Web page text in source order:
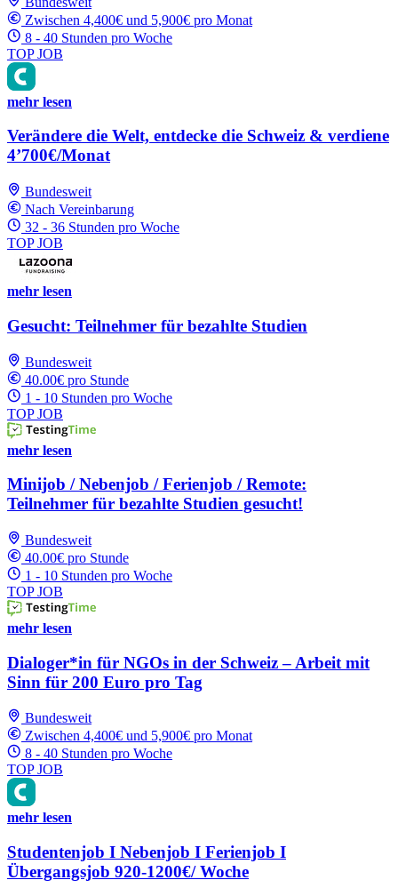
Zwischen 4,400€ und 5,900€ pro Monat
8 - 40 Stunden pro Woche
TOP JOB
mehr lesen
Verändere die Welt, entdecke die Schweiz & verdiene
4’700€/Monat
Bundesweit
Nach Vereinbarung
32 - 36 Stunden pro Woche
TOP JOB
mehr lesen
Gesucht: Teilnehmer für bezahlte Studien
Bundesweit
40.00€ pro Stunde
1 - 10 Stunden pro Woche
TOP JOB
mehr lesen
Minijob / Nebenjob / Ferienjob / Remote:
Teilnehmer für bezahlte Studien gesucht!
Bundesweit
40.00€ pro Stunde
1 - 10 Stunden pro Woche
TOP JOB
mehr lesen
Dialoger*in für NGOs in der Schweiz – Arbeit mit
Sinn für 200 Euro pro Tag
Bundesweit
Zwischen 4,400€ und 5,900€ pro Monat
8 - 40 Stunden pro Woche
TOP JOB
mehr lesen
Studentenjob I Nebenjob I Ferienjob I
Übergangsjob 920-1200€/ Woche